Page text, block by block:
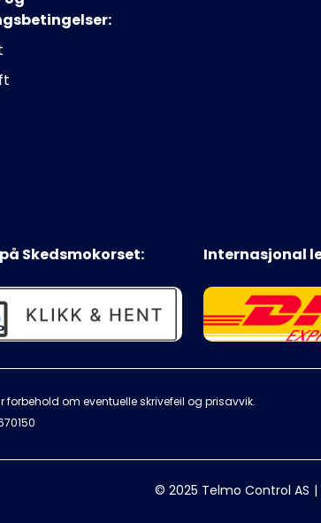
Skedsmokorset: Internasjonal
om eventuelle skrivefeil og prisavvik.
© 2025 Telmo Control AS |